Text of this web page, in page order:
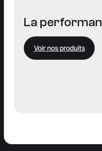
La
Voir nos produits